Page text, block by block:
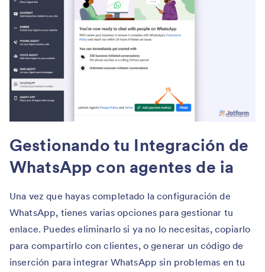
Gestionando tu Integración de
WhatsApp con agentes de ia
Una vez que hayas completado la configuración de
WhatsApp, tienes varias opciones para gestionar tu
enlace. Puedes eliminarlo si ya no lo necesitas, copiarlo
para compartirlo con clientes, o generar un código de
inserción para integrar WhatsApp sin problemas en tu